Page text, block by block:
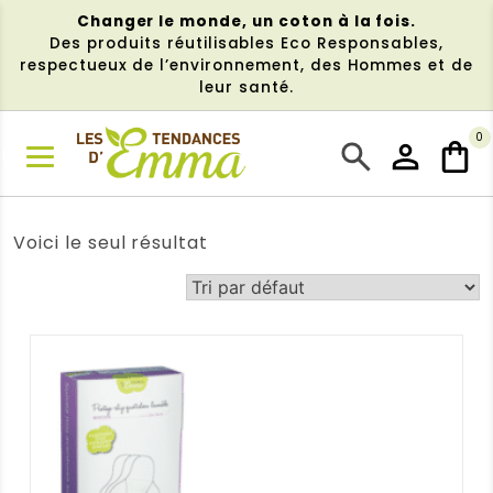
contenu
Changer le monde, un coton à la fois.
Des produits réutilisables Eco Responsables,
respectueux de l’environnement, des Hommes et de
leur santé.
0
Voici le seul résultat